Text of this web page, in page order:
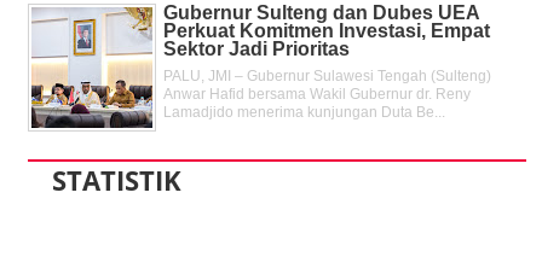
Gubernur Sulteng dan Dubes UEA
Perkuat Komitmen Investasi, Empat
Sektor Jadi Prioritas
PALU, JMI – Gubernur Sulawesi Tengah (Sulteng)
Anwar Hafid bersama Wakil Gubernur dr. Reny
Lamadjido menerima kunjungan Duta Be...
STATISTIK